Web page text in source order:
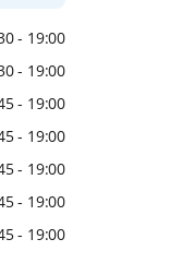
- 19:00
- 19:00
- 19:00
- 19:00
- 19:00
- 19:00
- 19:00